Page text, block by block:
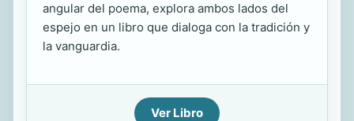
angular del poema, explora ambos lados del
espejo en un libro que dialoga con la tradición y
la vanguardia.
Ver Libro